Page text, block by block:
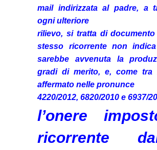
mail indirizzata al padre, a
ogni ulteriore
rilievo, si tratta di
stesso ricorrente non
sarebbe avvenuta la
gradi di merito, e, come tra
affermato nelle pronunce
4220/2012, 6820/2010 e 6937/
l’onere
ricorrente